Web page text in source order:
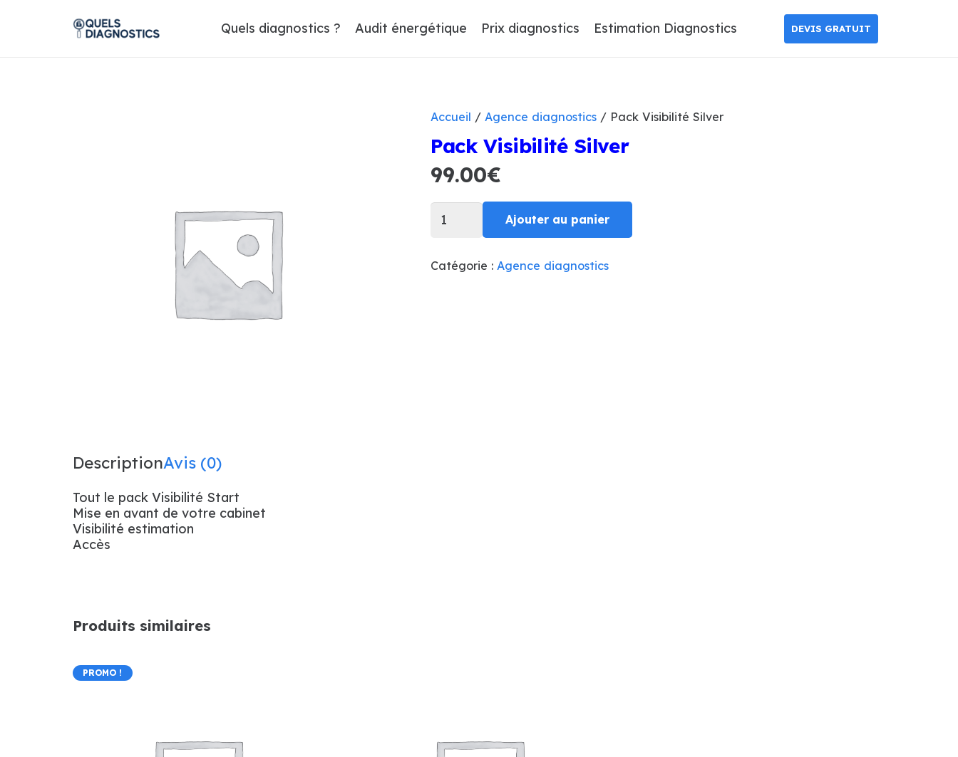
Quels diagnostics ? Audit énergétique Prix diagnostics Estimation Diagnostics DEVIS GRATUIT
Accueil / Agence diagnostics/ Pack Visibilité Silver
Pack Visibilité Silver
99.00€
de
Silver
Ajouter au panier
Catégorie : Agence diagnostics
DescriptionAvis (0)
Tout le pack Visibilité Start
Mise en avant de votre cabinet
Visibilité estimation
Accès
Produits similaires
PROMO !